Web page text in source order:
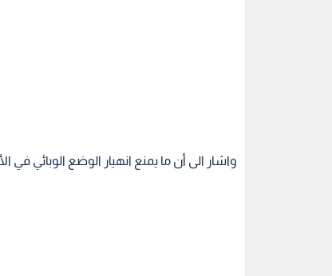
واشار الى أن ما يمنع انهيار الوضع الوبائي في